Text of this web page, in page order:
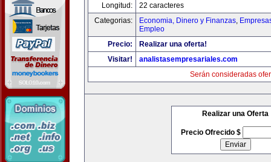
Longitud:
22 caracteres
Categorias:
Economia, Dinero y Finanzas,
Empleo
Precio:
Realizar una oferta!
Visitar!
analistasempresariales.com
Serán consideradas
Realizar una Oferta
Precio Ofrecido $